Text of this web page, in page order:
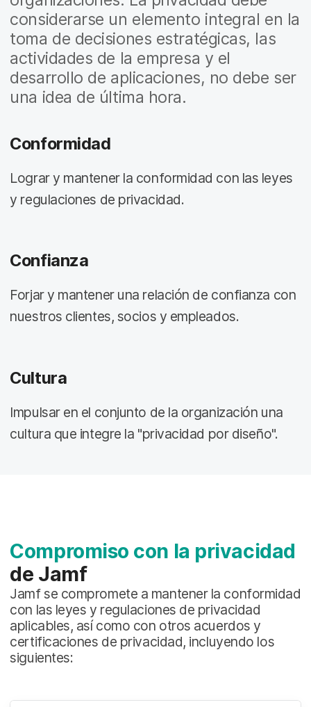
considerarse un elemento integral en la
toma de decisiones estratégicas, las
actividades de la empresa y el
desarrollo de aplicaciones, no debe ser
una idea de última hora.
Conformidad
Lograr y mantener la conformidad con las leyes
y regulaciones de privacidad.
Confianza
Forjar y mantener una relación de confianza con
nuestros clientes, socios y empleados.
Cultura
Impulsar en el conjunto de la organización una
cultura que integre la "privacidad por diseño".
Compromiso con la privacidad
de Jamf
Jamf se compromete a mantener la conformidad
con las leyes y regulaciones de privacidad
aplicables, así como con otros acuerdos y
certificaciones de privacidad, incluyendo los
siguientes: